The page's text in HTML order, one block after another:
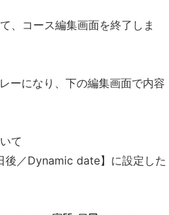
、コース編集画面を終了しま
ーになり、下の編集画面で内容
て
後／Dynamic date】に設定した